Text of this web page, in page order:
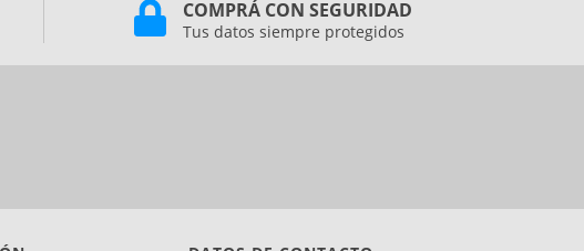
COMPRÁ CON SEGURIDAD
Tus datos siempre protegidos